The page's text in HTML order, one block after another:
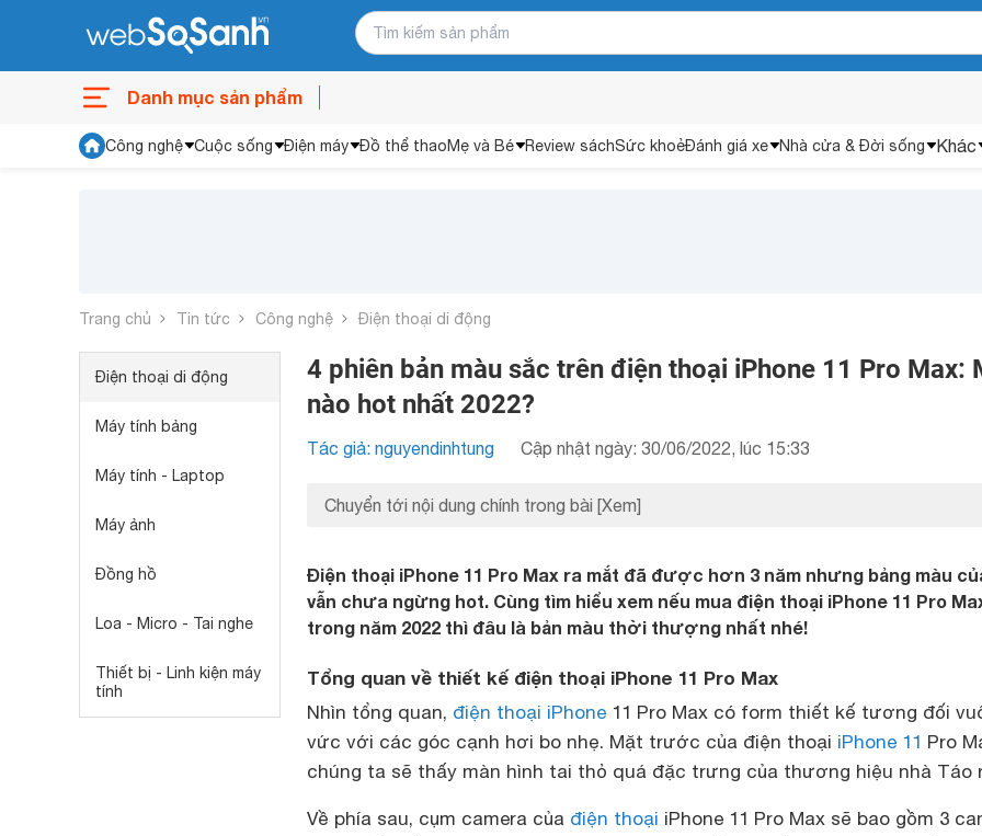
Danh mục sản phẩm
Công nghệ Cuộc sống Điện máy Đồ thể thaoMẹ và Bé Review sáchSức khoẻĐánh giá xe Nhà cửa & Đời sống Khác
Trang chủ Tin tức Công nghệ Điện thoại di động
Điện thoại di động
Máy tính bảng
Máy tính - Laptop
Máy ảnh
Đồng hồ
Loa - Micro - Tai nghe
Thiết bị - Linh kiện máy
tính
4 phiên bản màu sắc trên điện thoại iPhone 11 Pro Max:
nào hot nhất 2022?
Tác giả: nguyendinhtung Cập nhật ngày: 30/06/2022, lúc 15:33
Chuyển tới nội dung chính trong bài [Xem]
Điện thoại iPhone 11 Pro Max ra mắt đã được hơn 3 năm nhưng bảng màu
vẫn chưa ngừng hot. Cùng tìm hiểu xem nếu mua điện thoại iPhone 11 Pro
trong năm 2022 thì đâu là bản màu thời thượng nhất nhé!
Tổng quan về thiết kế điện thoại iPhone 11 Pro Max
Nhìn tổng quan, điện thoại iPhone 11 Pro Max có form thiết kế tương đối
vức với các góc cạnh hơi bo nhẹ. Mặt trước của điện thoại iPhone 11 Pro
chúng ta sẽ thấy màn hình tai thỏ quá đặc trưng của thương hiệu nhà Táo
Về phía sau, cụm camera của điện thoại iPhone 11 Pro Max sẽ bao gồm 3